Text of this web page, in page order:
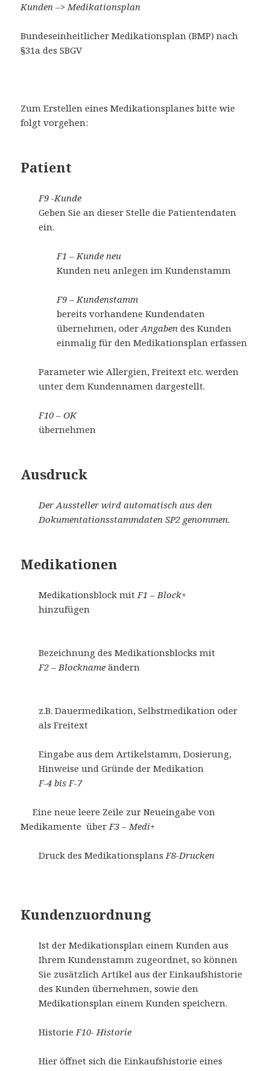
Kunden –> Medikationsplan
Bundeseinheitlicher Medikationsplan (BMP) nach
§31a des SBGV
Zum Erstellen eines Medikationsplanes bitte wie
folgt vorgehen:
Patient
F9 -Kunde
Geben Sie an dieser Stelle die Patientendaten
ein.
F1 – Kunde neu
Kunden neu anlegen im Kundenstamm
F9 – Kundenstamm
bereits vorhandene Kundendaten
übernehmen, oderAngaben des Kunden
einmalig für den Medikationsplan erfassen
Parameter wie Allergien, Freitext etc. werden
unter dem Kundennamen dargestellt.
F10 – OK
übernehmen
Ausdruck
Der Aussteller wird automatisch aus den
Dokumentationsstammdaten SP2 genommen.
Medikationen
Medikationsblock mitF1 – Block+
hinzufügen
Bezeichnung des Medikationsblocks mit
F2 – Blocknameändern
z.B. Dauermedikation, Selbstmedikation oder
als Freitext
Eingabe aus dem Artikelstamm, Dosierung,
Hinweise und Gründe der Medikation
F-4 bis F-7
Eine neue leere Zeile zur Neueingabe von
Medikamente überF3 – Medi+
Druck des MedikationsplansF8-Drucken
Kundenzuordnung
Ist der Medikationsplan einem Kunden aus
Ihrem Kundenstamm zugeordnet, so können
Sie zusätzlich Artikel aus der Einkaufshistorie
des Kunden übernehmen, sowie den
Medikationsplan einem Kunden speichern.
HistorieF10- Historie
Hier öffnet sich die Einkaufshistorie eines